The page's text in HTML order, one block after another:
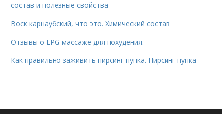
состав и полезные свойства
Воск карнаубский, что это. Химический состав
Отзывы о LPG-массаже для похудения.
Как правильно заживить пирсинг пупка. Пирсинг пупка